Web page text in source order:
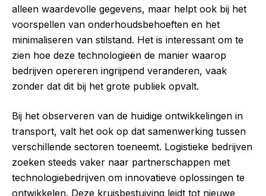
alleen waardevolle gegevens, maar helpt ook bij het
voorspellen van onderhoudsbehoeften en het
minimaliseren van stilstand. Het is interessant om te
zien hoe deze technologieën de manier waarop
bedrijven opereren ingrijpend veranderen, vaak
zonder dat dit bij het grote publiek opvalt.
Bij het observeren van de huidige ontwikkelingen in
transport, valt het ook op dat samenwerking tussen
verschillende sectoren toeneemt. Logistieke bedrijven
zoeken steeds vaker naar partnerschappen met
technologiebedrijven om innovatieve oplossingen te
ontwikkelen. Deze kruisbestuiving leidt tot nieuwe